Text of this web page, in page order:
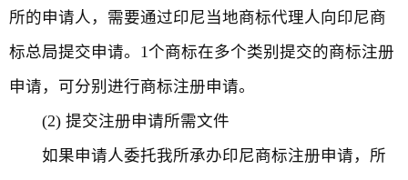
所的申请人，需要通过印尼当地商标代理人向印尼商
标总局提交申请。1个商标在多个类别提交的商标注册
申请，可分别进行商标注册申请。
(2) 提交注册申请所需文件
如果申请人委托我所承办印尼商标注册申请，所